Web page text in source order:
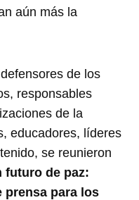
aún más la
de los
responsables
de la
educadores, líderes
se reunieron
futuro de paz:
prensa para los